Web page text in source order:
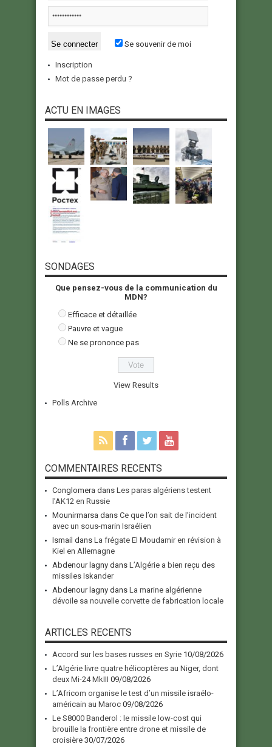
Se souvenir de moi
Inscription
Mot de passe perdu ?
ACTU EN IMAGES
SONDAGES
Que pensez-vous de la communication du
MDN?
Efficace et détaillée
Pauvre et vague
Ne se prononce pas
View Results
Polls Archive
COMMENTAIRES RECENTS
Conglomera dans Les paras algériens testent
l’AK12 en Russie
Mounirmarsa dans Ce que l’on sait de l’incident
avec un sous-marin Israélien
Ismail dans La frégate El Moudamir en révision à
Kiel en Allemagne
Abdenour lagny dans L’Algérie a bien reçu des
missiles Iskander
Abdenour lagny dans La marine algérienne
dévoile sa nouvelle corvette de fabrication locale
ARTICLES RECENTS
Accord sur les bases russes en Syrie 10/08/2026
L’Algérie livre quatre hélicoptères au Niger, dont
deux Mi-24 MkIII 09/08/2026
L’Africom organise le test d’un missile israélo-
américain au Maroc 09/08/2026
Le S8000 Banderol : le missile low-cost qui
brouille la frontière entre drone et missile de
croisière 30/07/2026